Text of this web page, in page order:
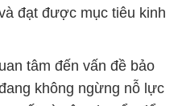
đạt được mục tiêu kinh
tâm đến vấn đề bảo
không ngừng nỗ lực